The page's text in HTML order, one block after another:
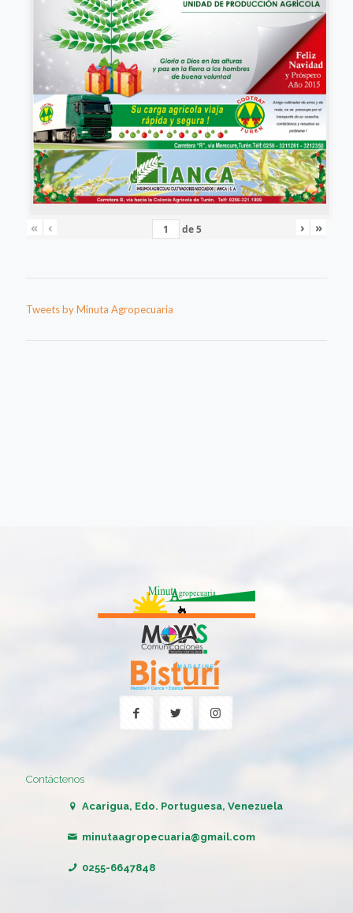
« ‹ de5 › »
Tweets by Minuta Agropecuaria
Contáctenos
Acarigua, Edo. Portuguesa, Venezuela
minutaagropecuaria@gmail.com
0255-6647848